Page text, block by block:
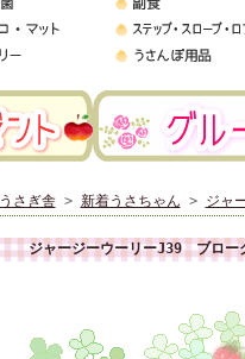
うさぎ舎> 新着うさちゃん > ジャ
ジャージーウーリーJ39 ブロ